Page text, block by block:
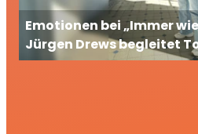
Emotionen bei „Immer
Jürgen Drews begleitet
ihrem großen TV-Auftritt